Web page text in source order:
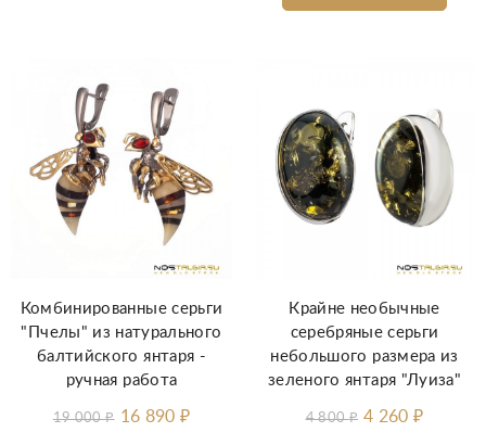
Комбинированные серьги
"Пчелы" из натурального
балтийского янтаря -
ручная работа
19 000₽ 16 890 ₽
Крайне необычные
серебряные серьги
небольшого размера из
зеленого янтаря "Луиза"
4 800₽ 4 260₽